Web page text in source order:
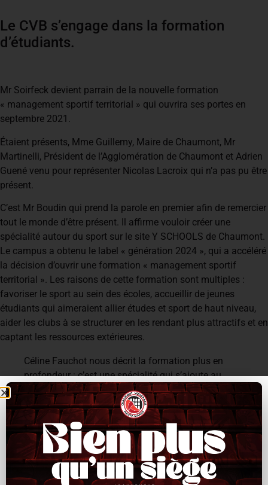
Le CVB s’engage dans la formation
d’étudiants.
Mr Soirfeck devient parrain de la nouvelle formation
« management sportif territorial » qui ouvrira ses portes en
septembre 2021.
Étaient présents, Mme Guillemy, Maire de Chaumont, Mr
Martinelli, Président de l’Agglomération de Chaumont et Adrien
Guené venu pour représenter Nicolas Lacroix qui n’a pas pu être
présent.
C’est Mr Boudin qui prend la parole en premier afin de remercier
tout le monde d’être présent. Il affirme vouloir créer une
spécialité autour du sport sur le site Y SCHOOLS de Chaumont.
Le campus a obtenu le label « génération 2024 », qui a accéléré
la décision d’ouvrir une formation « management sportif
territorial ». Les raisons de cette formation sont multiples :
favoriser le sport au sein des écoles, accueillir de jeunes
étudiants qui aimeraient allier études et sport de haut niveau,
aider les clubs à se structurer en les rendant plus attractifs et en
captant les ressources extérieures.
Céline Fauchot nous décrit la formation plus en
profondeur : c’est une spécialité qui s’ajoute au
Bachelor, une formation en 3 ans. Les matières sont
multiples : sciences de gestion et management
globaux, management autour du sport, marketing,
événementiel, sponsoring…
Le but étant de préparer les étudiants à des postes de
managers intermédiaires. La formation est disponible sous